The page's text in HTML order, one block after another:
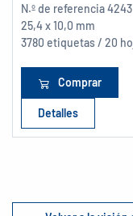
N.º de referencia4243
25,4 x 10,0 mm
3780 etiquetas / 20
Comprar
Detalles